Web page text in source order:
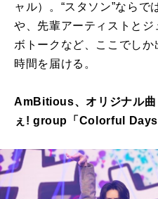
ャル）。“スタソン”なら
や、先輩アーティストと
ボトークなど、ここでしか
時間を届ける。
AmBitious、オリジナル
ぇ! group「Colorful Days